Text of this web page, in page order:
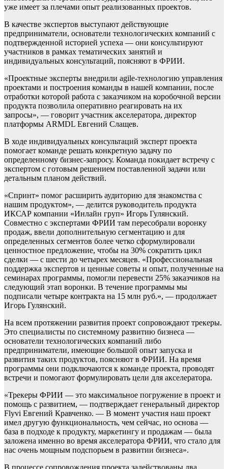
уже имеет за плечами опыт реализованных проектов.
В качестве экспертов выступают действующие
предприниматели, основатели технологических компаний с
подтвержденной историей успеха — они консультируют
участников в рамках тематических занятий и
индивидуальных консультаций, поясняют в ФРИИ.
«Проектные эксперты внедрили agile-технологию управления
проектами и построения команды в нашей компании, после
отработки которой работа с заказчиком на коробочной версии
продукта позволила оперативно реагировать на их
запросы», — говорит участник акселератора, директор
платформы ARMDL Евгений Слащев.
В ходе индивидуальных консультаций эксперт проекта
помогает команде решать конкретную задачу по
определенному бизнес-запросу. Команда покидает встречу с
экспертом с готовым решением поставленной задачи или
детальным планом действий.
«Спринт» помог расширить аудиторию для знакомства с
нашим продуктом», — делится руководитель продукта
ИКСАР компании «Инлайн груп» Игорь Гулянский.
Совместно с экспертами ФРИИ там пересобрали воронку
продаж, ввели дополнительную сегментацию и для
определенных сегментов более четко сформулировали
ценностное предложение, чтобы на 30% сократить цикл
сделки — с шести до четырех месяцев. «Профессиональная
поддержка экспертов и ценные советы и опыт, полученные на
семинарах программы, помогли перевести 25% заказчиков на
следующий этап воронки. В течение программы мы
подписали четыре контракта на 15 млн руб.», — продолжает
Игорь Гулянский.
На всем протяжении развития проект сопровождают трекеры.
Это специалисты по системному развитию бизнеса —
основатели технологических компаний либо
предприниматели, имеющие большой опыт запуска и
развития таких продуктов, поясняют в ФРИИ. На время
программы они подключаются к команде проекта, проводят
встречи и помогают формулировать цели для акселератора.
«Трекеры ФРИИ — это максимальное погружение в проект и
помощь с развитием, — подтверждает генеральный директор
Flyvi Евгений Кравченко. — В момент участия наш проект
имел другую функциональность, чем сейчас, но основа —
база в подходе к продукту, маркетингу и продажам — была
заложена именно во время акселератора ФРИИ, что стало для
нас очень мощным подспорьем в развитии бизнеса».